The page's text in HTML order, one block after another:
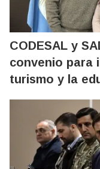
CODESAL y
convenio para
turismo y la